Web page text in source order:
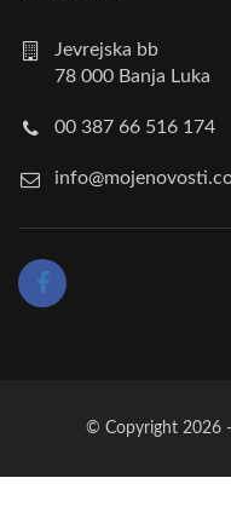
Jevrejska bb
78 000 Banja Luka
00 387 66 516 174
© Copyright 2026 -